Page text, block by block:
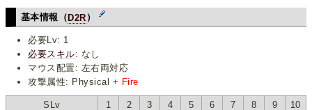
基本情報（ D2R ）
必要Lv: 1
必要スキル: なし
マウス配置: 左右両対応
攻撃属性: Physical + Fire
SLv 1 2 3 4 5 6 7 8 9
10